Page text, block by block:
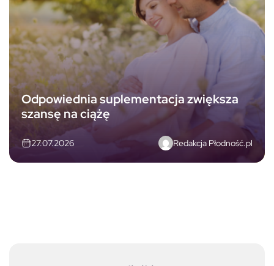
Odpowiednia suplementacja zwiększa
szansę na ciążę
27.07.2026 Redakcja Płodność.pl